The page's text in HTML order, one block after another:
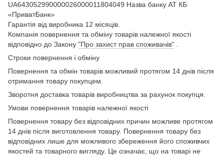
UA643052990000026000011804049 Назва банку АТ КБ
«ПриватБанк»
Гарантія від виробника 12 місяців.
Компанія повернення та обміну товарів належної якості
відповідно до Закону "Про захист прав споживачів"
Строки повернення і обміну
Повернення та обмін товарів можливий протягом 14 днів після
отримання товару покупцем.
Зворотня доставка товарів виробництва за рахунок покупця.
Умови повернення товарів належної якості
Повернення товару без відповідних причин можливе протягом
14 днів після виготовлення товару. Повернення товару без
відповідних лише для можливого збереження його споживчих
якостей та товарного вигляду. Це означає, що на товарі не